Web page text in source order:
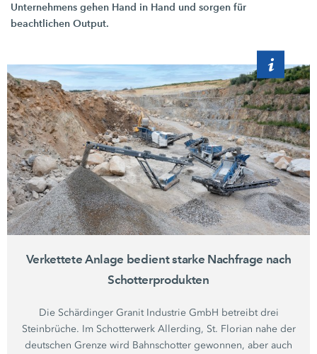
Unternehmens gehen Hand in Hand und sorgen für
beachtlichen Output.
Verkettete Anlage bedient starke Nachfrage nach
Schotterprodukten
Die Schärdinger Granit Industrie GmbH betreibt drei
Steinbrüche. Im Schotterwerk Allerding, St. Florian nahe der
deutschen Grenze wird Bahnschotter gewonnen, aber auch